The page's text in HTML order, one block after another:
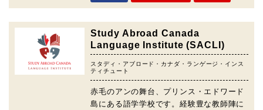
Study Abroad Canada
Language Institute (SACLI)
スタディ・アブロード・カナダ・ランゲージ・インス
ティチュート
赤毛のアンの舞台、プリンス・エドワード
島にある語学学校です。経験豊な教師陣に